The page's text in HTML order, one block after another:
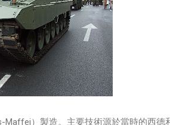
）製造。主要技術源於當時的西德